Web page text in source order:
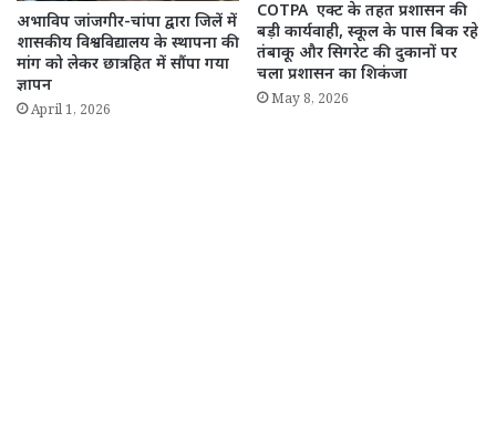
अभाविप जांजगीर-चांपा द्वारा जिलें में
शासकीय विश्वविद्यालय के स्थापना की
मांग को लेकर छात्रहित में सौंपा गया
ज्ञापन
April 1, 2026
COTPA एक्ट के तहत प्रशासन की
बड़ी कार्यवाही, स्कूल के पास बिक रहे
तंबाकू और सिगरेट की दुकानों पर
चला प्रशासन का शिकंजा
May 8, 2026